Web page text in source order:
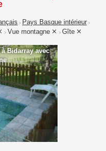
> Pays Basque intérieur >
> Vue montagne > Gîte
Bidarray avec